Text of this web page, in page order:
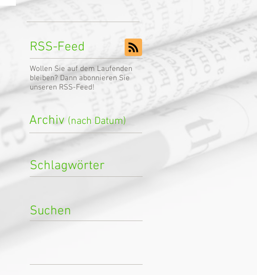
RSS-Feed
Wollen Sie auf dem Laufenden
bleiben? Dann abonnieren Sie
unseren RSS-Feed!
Archiv (nach Datum)
Schlagwörter
Suchen